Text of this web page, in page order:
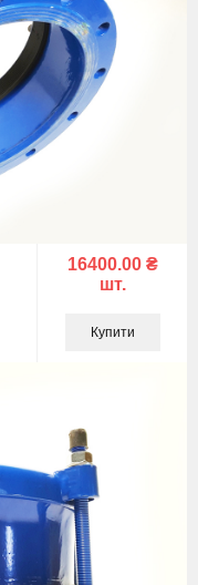
16400.00 ₴
шт.
Купити